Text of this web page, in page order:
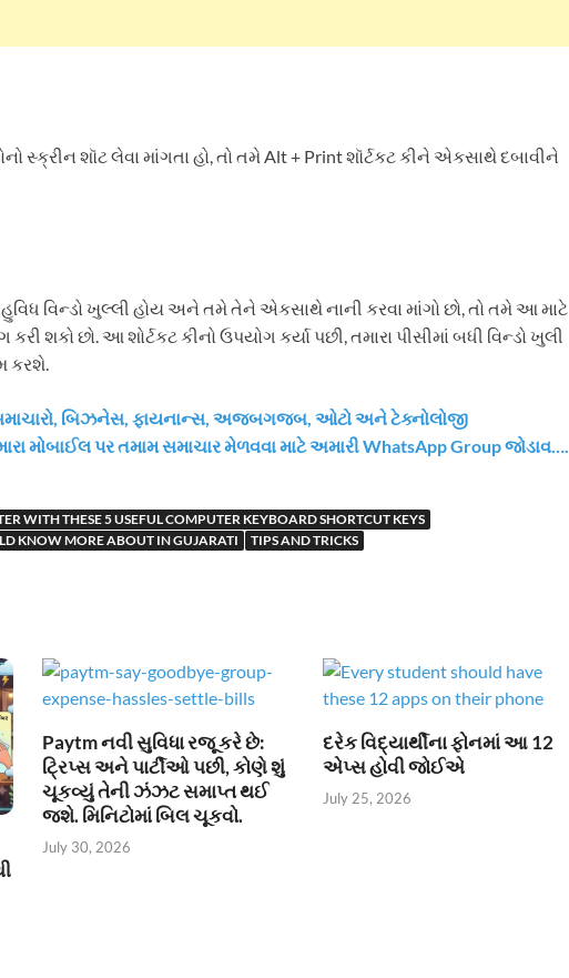
સ્ક્રીન શૉટ લેવા માંગતા હો, તો તમે Alt + Print શૉર્ટકટ કીને એકસાથે દબાવીને
વિન્ડો ખુલ્લી હોય અને તમે તેને એકસાથે નાની કરવા માંગો છો, તો તમે આ માટે
શકો છો. આ શોર્ટકટ કીનો ઉપયોગ કર્યા પછી, તમારા પીસીમાં બધી વિન્ડો ખુલી
કરશે.
સમાચારો, બિઝનેસ, ફાયનાન્સ, અજબગજબ, ઓટો અને ટેક્નોલોજી
મોબાઈલ પર તમામ સમાચાર મેળવવા માટે અમારી WhatsApp Group જોડાવ….
WITH THESE 5 USEFUL COMPUTER KEYBOARD SHORTCUT KEYS
KNOW MORE ABOUT IN GUJARATI
TIPS AND TRICKS
Paytm નવી સુવિધા રજૂ કરે છે:
ટ્રિપ્સ અને પાર્ટીઓ પછી, કોણે શું
ચૂકવ્યું તેની ઝંઝટ સમાપ્ત થઈ
જશે. મિનિટોમાં બિલ ચૂકવો.
July 30, 2026
દરેક વિદ્યાર્થીના ફોનમાં આ 12
એપ્સ હોવી જોઈએ
July 25, 2026